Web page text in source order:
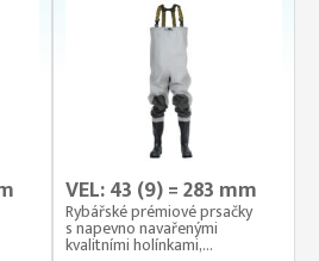
VEL: 43 (9) = 283 mm
Rybářské prémiové prsačky
s napevno navařenými
kvalitními holínkami,...